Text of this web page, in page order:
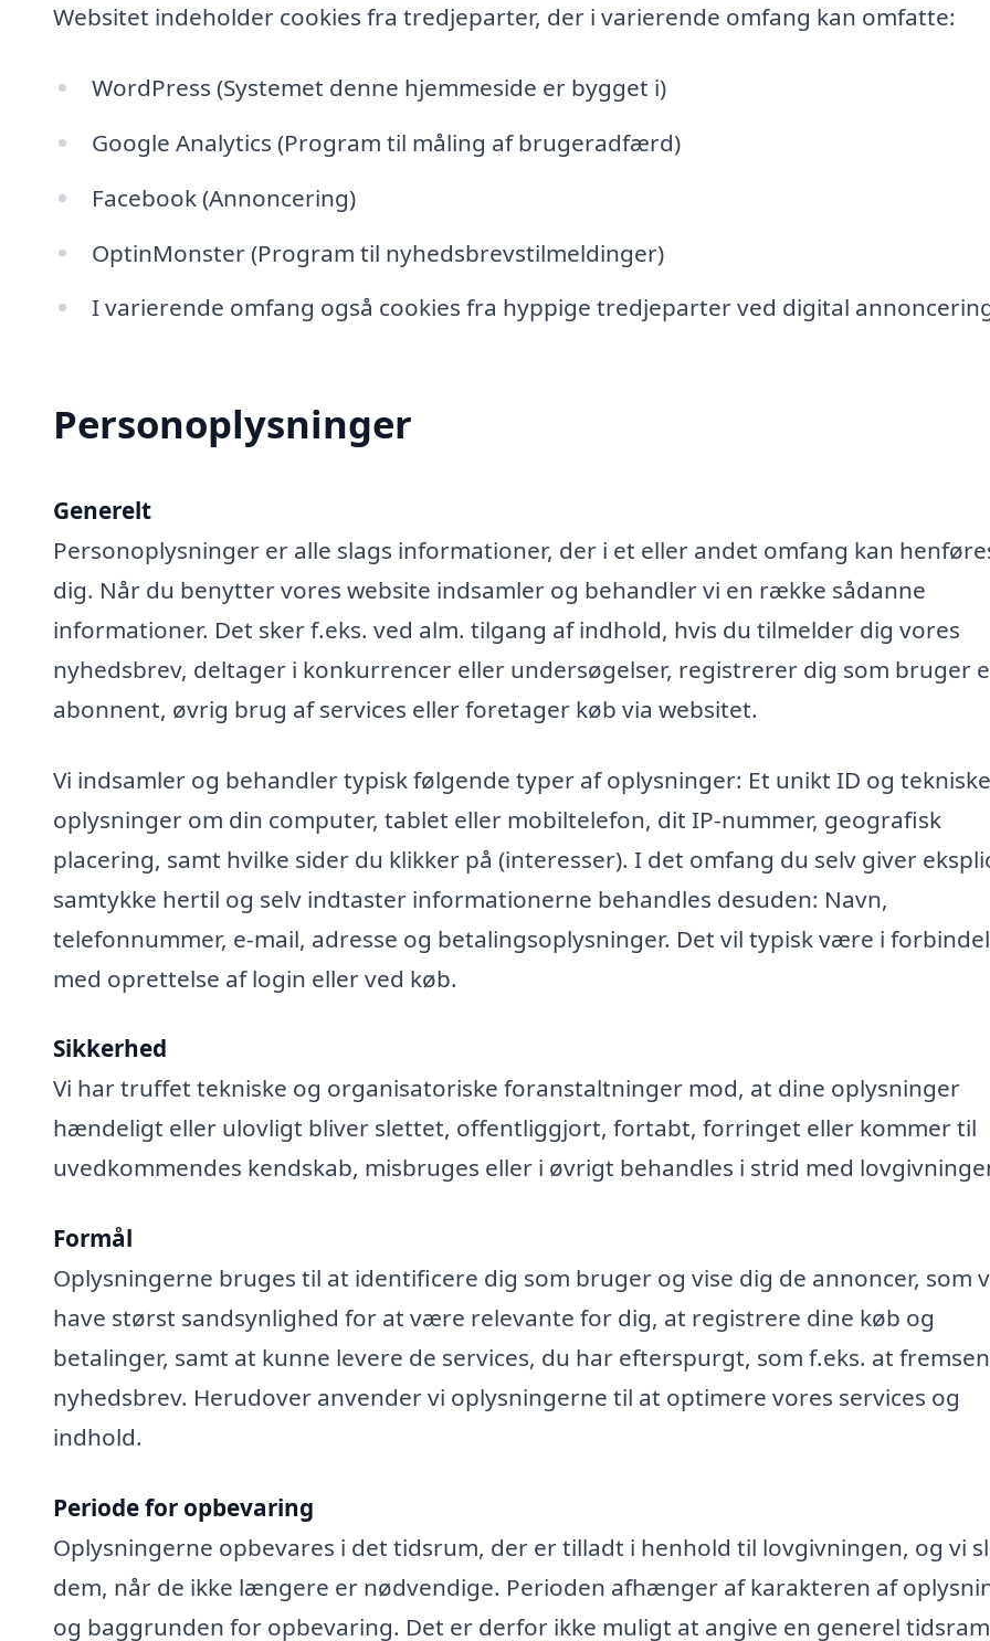
Websitet indeholder cookies fra tredjeparter, der i varierende omfang kan omfatte:
WordPress (Systemet denne hjemmeside er bygget i)
Google Analytics (Program til måling af brugeradfærd)
Facebook (Annoncering)
OptinMonster (Program til nyhedsbrevstilmeldinger)
I varierende omfang også cookies fra hyppige tredjeparter ved digital
Personoplysninger
Generelt
Personoplysninger er alle slags informationer, der i et eller andet omfang kan
dig. Når du benytter vores website indsamler og behandler vi en række sådanne
informationer. Det sker f.eks. ved alm. tilgang af indhold, hvis du tilmelder dig vores
nyhedsbrev, deltager i konkurrencer eller undersøgelser, registrerer dig som bruger
abonnent, øvrig brug af services eller foretager køb via websitet.
Vi indsamler og behandler typisk følgende typer af oplysninger: Et unikt ID og tekniske
oplysninger om din computer, tablet eller mobiltelefon, dit IP-nummer, geografisk
placering, samt hvilke sider du klikker på (interesser). I det omfang du selv giver
samtykke hertil og selv indtaster informationerne behandles desuden: Navn,
telefonnummer, e-mail, adresse og betalingsoplysninger. Det vil typisk være i
med oprettelse af login eller ved køb.
Sikkerhed
Vi har truffet tekniske og organisatoriske foranstaltninger mod, at dine oplysninger
hændeligt eller ulovligt bliver slettet, offentliggjort, fortabt, forringet eller kommer til
uvedkommendes kendskab, misbruges eller i øvrigt behandles i strid med
Formål
Oplysningerne bruges til at identificere dig som bruger og vise dig de annoncer, som
have størst sandsynlighed for at være relevante for dig, at registrere dine køb og
betalinger, samt at kunne levere de services, du har efterspurgt, som f.eks. at
nyhedsbrev. Herudover anvender vi oplysningerne til at optimere vores services og
indhold.
Periode for opbevaring
Oplysningerne opbevares i det tidsrum, der er tilladt i henhold til lovgivningen, og vi
dem, når de ikke længere er nødvendige. Perioden afhænger af karakteren af
og baggrunden for opbevaring. Det er derfor ikke muligt at angive en generel